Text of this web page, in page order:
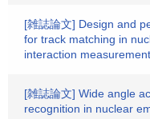
[雑誌論文] Design and
for track matching in
interaction measurement
[雑誌論文] Wide angle
recognition in nuclear